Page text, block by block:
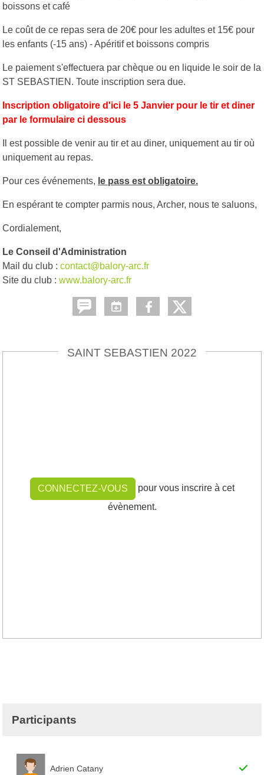
boissons et café
Le coût de ce repas sera de 20€ pour les adultes et 15€ pour
les enfants (-15 ans) - Apéritif et boissons compris
Le paiement s'effectuera par chèque ou en liquide le soir de la
ST SEBASTIEN. Toute inscription sera due.
Inscription obligatoire d'ici le 5 Janvier pour le tir et diner
par le formulaire ci dessous
Il est possible de venir au tir et au diner, uniquement au tir où
uniquement au repas.
Pour ces événements, le pass est obligatoire.
En espérant te compter parmis nous, Archer, nous te saluons,
Cordialement,
Le Conseil d'Administration
Mail du club : contact@balory-arc.fr
Site du club : www.balory-arc.fr
SAINT SEBASTIEN 2022
CONNECTEZ-VOUS
pour vous inscrire à cet
évènement.
Participants
Adrien Catany